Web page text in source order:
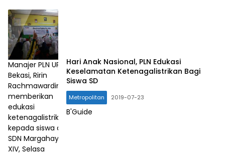
Manajer PLN UP3
Bekasi, Ririn
Rachmawardini
memberikan
edukasi
ketenagalistrikan
kepada siswa di
SDN Margahayu
XIV, Selasa
Hari Anak Nasional, PLN Edukasi
Keselamatan Ketenagalistrikan Bagi
Siswa SD
Metropolitan 2019-07-23
B'Guide